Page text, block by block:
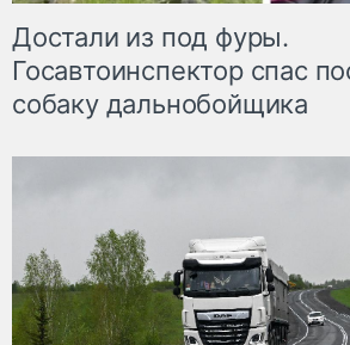
Достали из под фуры.
Госавтоинспектор спас
собаку дальнобойщика